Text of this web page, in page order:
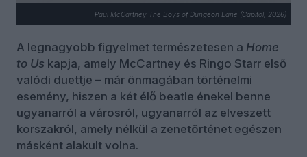
Paul McCartney The Boys of Dungeon Lane (Capitol, 2026)
A legnagyobb figyelmet természetesen a Home
to Us kapja, amely McCartney és Ringo Starr első
valódi duettje – már önmagában történelmi
esemény, hiszen a két élő beatle énekel benne
ugyanarról a városról, ugyanarról az elveszett
korszakról, amely nélkül a zenetörténet egészen
másként alakult volna.